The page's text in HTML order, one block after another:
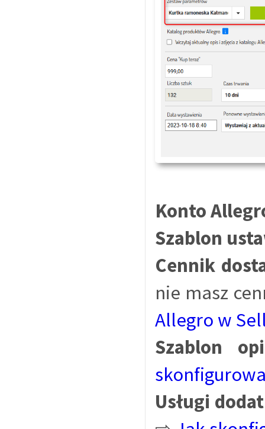
Konto
Szablon
Cennik
nie masz
Allegro w
Szablon
Usługi